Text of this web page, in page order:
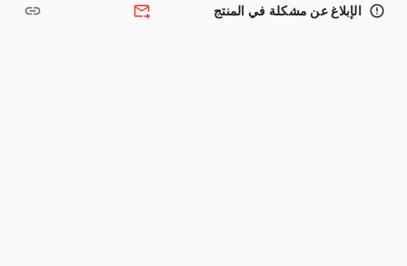
error_outline الإبلاغ عن مشكلة في المنتج forward_to_inbox
link